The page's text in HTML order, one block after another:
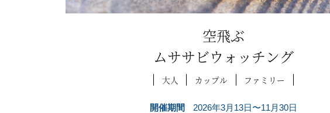
空飛ぶ
ムササビウォッチング
大人 カップル ファミリー
開催期間
2026年3月13日〜11月30日